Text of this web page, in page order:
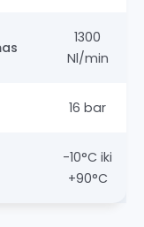
1300
Nl/min
16 bar
-10°C iki
+90°C